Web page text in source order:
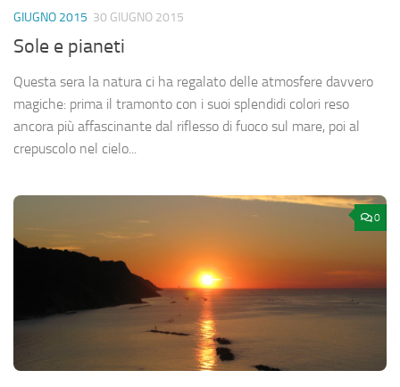
GIUGNO 2015 30 GIUGNO 2015
Sole e pianeti
Questa sera la natura ci ha regalato delle atmosfere davvero
magiche: prima il tramonto con i suoi splendidi colori reso
ancora più affascinante dal riflesso di fuoco sul mare, poi al
crepuscolo nel cielo...
0